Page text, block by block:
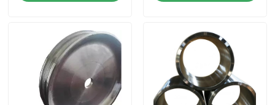
Geschmiedete Stahlprodukte
Geschmiedete Stahlwellen